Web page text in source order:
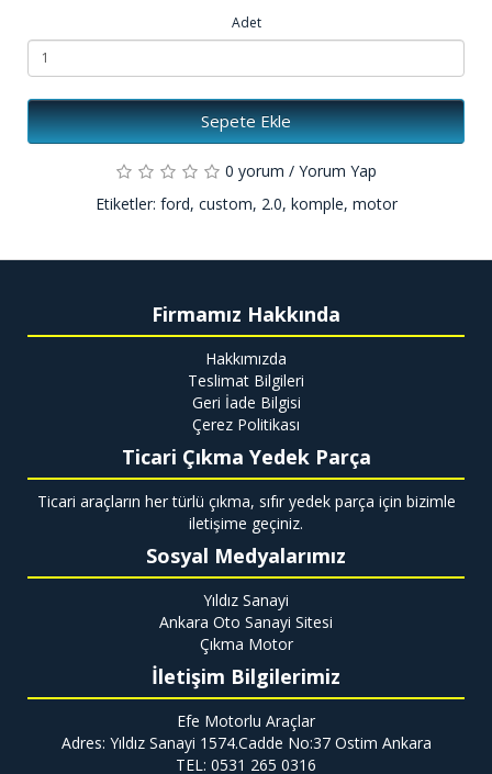
Adet
Sepete Ekle
0 yorum / Yorum Yap
Etiketler: ford, custom, 2.0, komple, motor
Firmamız Hakkında
Hakkımızda
Teslimat Bilgileri
Geri İade Bilgisi
Çerez Politikası
Ticari Çıkma Yedek Parça
Ticari araçların her türlü çıkma, sıfır yedek parça için bizimle
iletişime geçiniz.
Sosyal Medyalarımız
Yıldız Sanayi
Ankara Oto Sanayi Sitesi
Çıkma Motor
İletişim Bilgilerimiz
Efe Motorlu Araçlar
Adres: Yıldız Sanayi 1574.Cadde No:37 Ostim Ankara
TEL: 0531 265 0316